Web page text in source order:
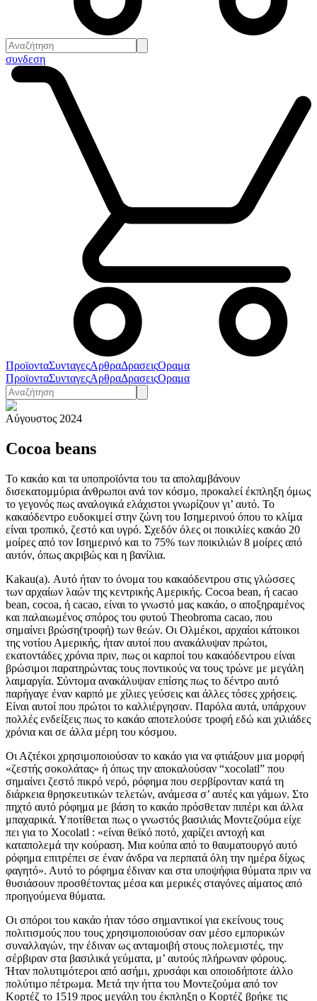
συνδεση
ΠροϊονταΣυνταγεςΑρθραΔρασειςΟραμα
ΠροϊονταΣυνταγεςΑρθραΔρασειςΟραμα
Αύγουστος 2024
Cocoa beans
Το κακάο και τα υποπροϊόντα του τα απολαμβάνουν
δισεκατομμύρια άνθρωποι ανά τον κόσμο, προκαλεί έκπληξη όμως
το γεγονός πως αναλογικά ελάχιστοι γνωρίζουν γι’ αυτό. Το
κακαόδεντρο ευδοκιμεί στην ζώνη του Ισημερινού όπου το κλίμα
είναι τροπικό, ζεστό και υγρό. Σχεδόν όλες οι ποικιλίες κακάο 20
μοίρες από τον Ισημερινό και το 75% των ποικιλιών 8 μοίρες από
αυτόν, όπως ακριβώς και η βανίλια.
Kakau(a). Αυτό ήταν το όνομα του κακαόδεντρου στις γλώσσες
των αρχαίων λαών της κεντρικής Αμερικής. Cocoa bean, ή cacao
bean, cocoa, ή cacao, είναι το γνωστό μας κακάο, ο αποξηραμένος
και παλαιωμένος σπόρος του φυτού Theobroma cacao, που
σημαίνει βρώση(τροφή) των θεών. Οι Ολμέκοι, αρχαίοι κάτοικοι
της νοτίου Αμερικής, ήταν αυτοί που ανακάλυψαν πρώτοι,
εκατοντάδες χρόνια πριν, πως οι καρποί του κακαόδεντρου είναι
βρώσιμοι παρατηρώντας τους ποντικούς να τους τρώνε με μεγάλη
λαιμαργία. Σύντομα ανακάλυψαν επίσης πως το δέντρο αυτό
παρήγαγε έναν καρπό με χίλιες γεύσεις και άλλες τόσες χρήσεις.
Είναι αυτοί που πρώτοι το καλλιέργησαν. Παρόλα αυτά, υπάρχουν
πολλές ενδείξεις πως το κακάο αποτελούσε τροφή εδώ και χιλιάδες
χρόνια και σε άλλα μέρη του κόσμου.
Οι Αζτέκοι χρησιμοποιούσαν το κακάο για να φτιάξουν μια μορφή
«ζεστής σοκολάτας» ή όπως την αποκαλούσαν “xocolatl” που
σημαίνει ζεστό πικρό νερό, ρόφημα που σερβίρονταν κατά τη
διάρκεια θρησκευτικών τελετών, ανάμεσα σ’ αυτές και γάμων. Στο
πηχτό αυτό ρόφημα με βάση το κακάο πρόσθεταν πιπέρι και άλλα
μπαχαρικά. Υποτίθεται πως ο γνωστός βασιλιάς Μοντεζούμα είχε
πει για το Xocolatl : «είναι θεϊκό ποτό, χαρίζει αντοχή και
καταπολεμά την κούραση. Μια κούπα από το θαυματουργό αυτό
ρόφημα επιτρέπει σε έναν άνδρα να περπατά όλη την ημέρα δίχως
φαγητό». Αυτό το ρόφημα έδιναν και στα υποψήφια θύματα πριν να
θυσιάσουν προσθέτοντας μέσα και μερικές σταγόνες αίματος από
προηγούμενα θύματα.
Οι σπόροι του κακάο ήταν τόσο σημαντικοί για εκείνους τους
πολιτισμούς που τους χρησιμοποιούσαν σαν μέσο εμπορικών
συναλλαγών, την έδιναν ως ανταμοιβή στους πολεμιστές, την
σέρβιραν στα βασιλικά γεύματα, μ’ αυτούς πλήρωναν φόρους.
Ήταν πολυτιμότεροι από ασήμι, χρυσάφι και οποιοδήποτε άλλο
πολύτιμο πέτρωμα. Μετά την ήττα του Μοντεζούμα από τον
Κορτέζ το 1519 προς μεγάλη του έκπληξη ο Κορτέζ βρήκε τις